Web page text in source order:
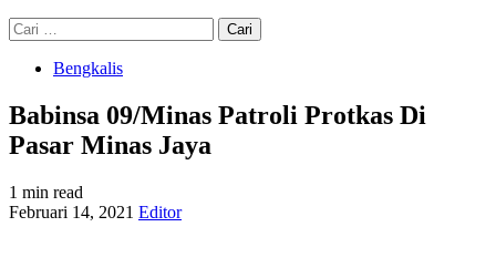
Cari
untuk:
Bengkalis
Babinsa 09/Minas Patroli Protkas Di
Pasar Minas Jaya
1 min read
Februari 14, 2021 Editor